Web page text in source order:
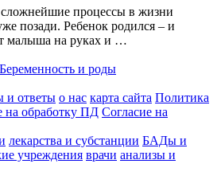
процессы в жизни
позади. Ребенок родился – и
малыша на руках и …
Беременность и роды
и ответы о нас карта сайта Политика
на обработку ПД Согласие на
лекарства и субстанции БАДы и
учреждения врачи анализы и